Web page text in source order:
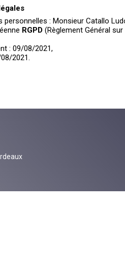
personnelles : Monsieur Catallo
RGPD (Règlement Général
: 09/08/2021,
2021.